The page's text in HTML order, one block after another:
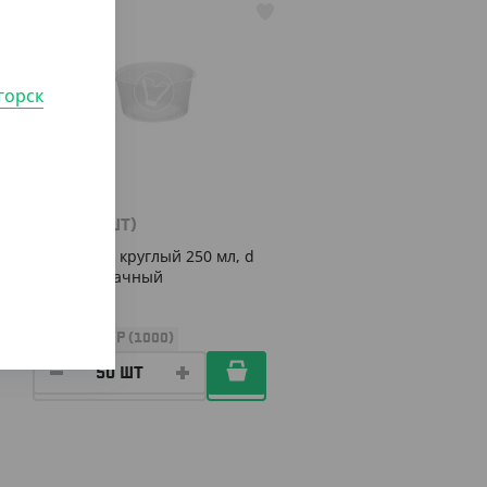
/ШТ)
Контейнер круглый 250 мл, d
101, прозрачный
КОР (1000)